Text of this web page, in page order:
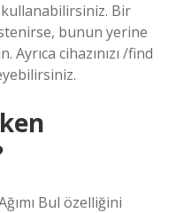
kullanabilirsiniz. Bir
bunun yerine
Ayrıca cihazınızı /find
Bul özelliğini